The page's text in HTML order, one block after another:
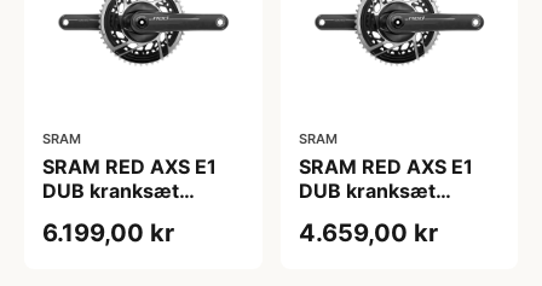
SRAM
SRAM RED AXS E1
DUB kranksæt
6.199,00 kr
SRAM
SRAM RED AXS E1
DUB kranksæt
4.659,00 kr